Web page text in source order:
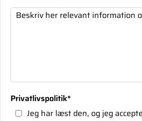
Privatlivspolitik*
Jeg har læst den, og jeg